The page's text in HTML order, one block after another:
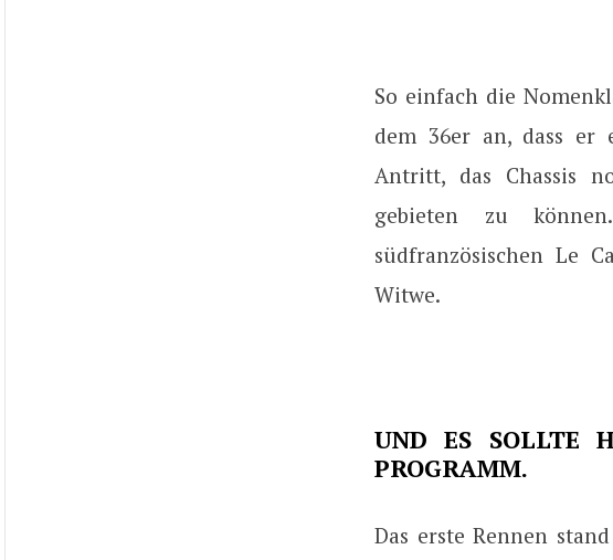
So einfach die
dem 36er an, dass
Antritt, das Chassis
gebieten zu
südfranzösischen Le
Witwe.
UND ES SOLLTE
PROGRAMM.
Das erste Rennen